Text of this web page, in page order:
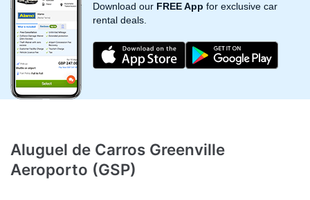
Download our FREE App for exclusive car
rental deals.
Aluguel de Carros Greenville
Aeroporto (GSP)